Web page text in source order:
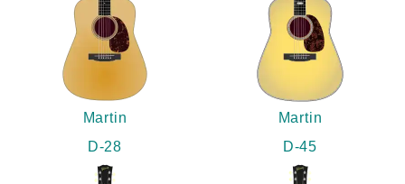
Martin
D-28
Martin
D-45